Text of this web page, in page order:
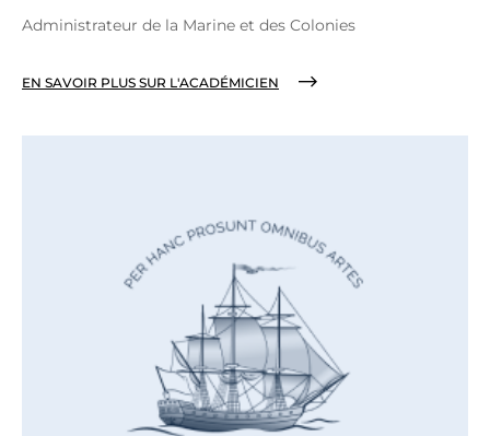
Administrateur de la Marine et des Colonies
EN SAVOIR PLUS SUR L'ACADÉMICIEN